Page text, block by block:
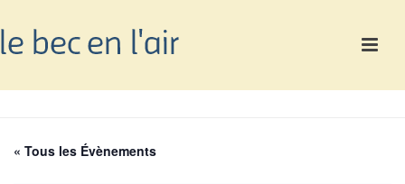
« Tous les Évènements